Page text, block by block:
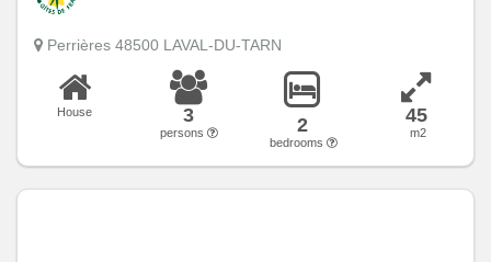
Perrières 48500 LAVAL-DU-TARN
House 3
persons 2
bedrooms
45
m2